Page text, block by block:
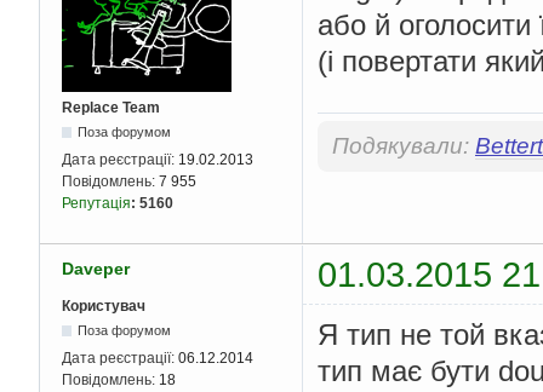
Replace Team
Поза форумом
Дата реєстрації: 19.02.2013
Повідомлень: 7 955
Репутація: 5160
або й
(і повертати
Подякували:
Daveper 01.03.2015
Користувач
Поза форумом
Дата реєстрації: 06.12.2014
Повідомлень: 18
Я тип не той
тип має бути